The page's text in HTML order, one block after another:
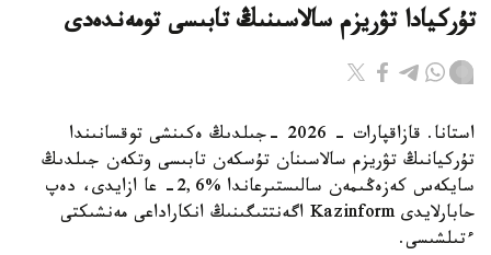
تۇركيادا تۋريزم سالاسىنىڭ تابىسى تومەندەدى
استانا. قازاقپارات - 2026 -جىلدىڭ ەكىنشى توقسانىندا
تۇركيانىڭ تۋريزم سالاسىنان تۇسكەن تابىسى وتكەن جىلدىڭ
سايكەس كەزەڭىمەن سالىستىرعاندا %2,6- عا ازايدى، دەپ
حابارلايدى Kazinform اگەنتتىگىنىڭ انكاراداعى مەنشىكتى
ءتىلشىسى.